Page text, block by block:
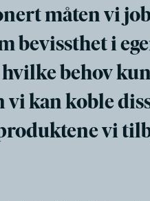
måten vi
bevissthet i
behov
vi kan koble
vi